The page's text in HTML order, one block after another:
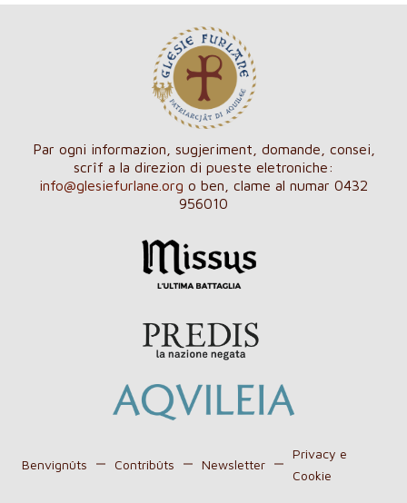
Par ogni informazion, sugjeriment, domande, consei,
scrîf a la direzion di pueste eletroniche:
info@glesiefurlane.org o ben, clame al numar 0432
956010
Benvignûts Contribûts Newsletter
Privacy e
Cookie